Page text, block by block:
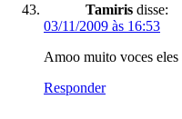
Tamiris disse:
03/11/2009 às 16:53
Amoo muito voces eles
Responder